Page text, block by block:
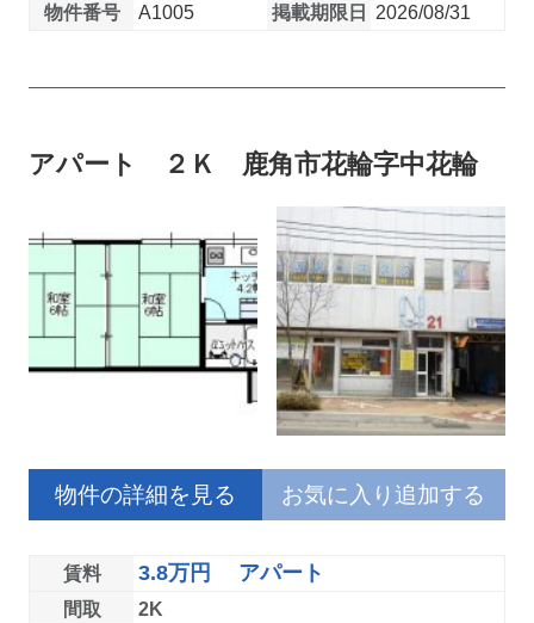
物件番号 A1005 掲載期限日 2026/08/31
アパート ２Ｋ 鹿角市花輪字中花輪
物件の詳細を見る お気に入り追加する
賃料 3.8万円 アパート
間取
2K